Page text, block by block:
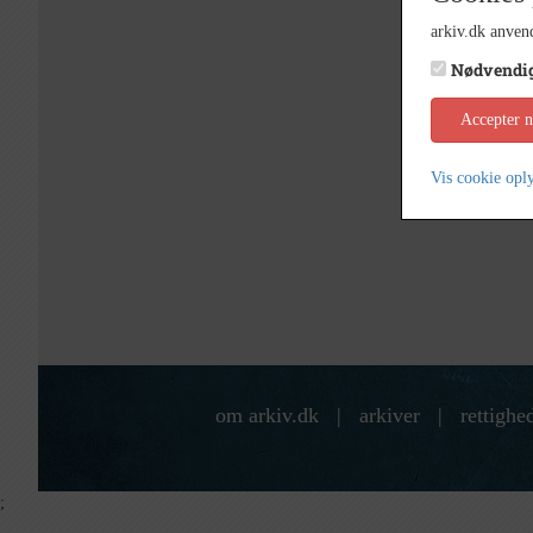
om arkiv.dk | arkiver |
arkiv.dk
Accepter
Vis cookie
;